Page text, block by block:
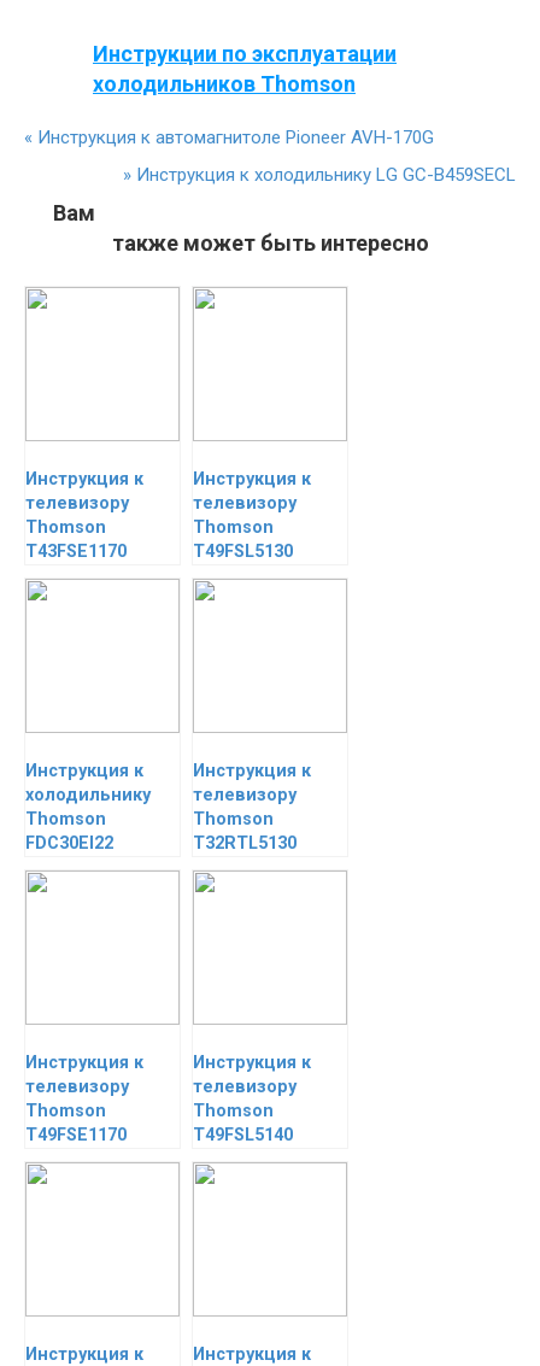
Инструкции по эксплуатации
холодильников Thomson
« Инструкция к автомагнитоле Pioneer AVH-170G
» Инструкция к холодильнику LG GC-B459SECL
Вам
также может быть интересно
Инструкция к
телевизору
Thomson
T43FSE1170
Инструкция к
телевизору
Thomson
T49FSL5130
Инструкция к
холодильнику
Thomson
FDC30EI22
Инструкция к
телевизору
Thomson
T32RTL5130
Инструкция к
телевизору
Thomson
T49FSE1170
Инструкция к
телевизору
Thomson
T49FSL5140
Инструкция к Инструкция к